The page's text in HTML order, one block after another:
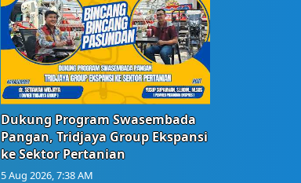
Dukung Program Swasembada
Pangan, Tridjaya Group Ekspansi
ke Sektor Pertanian
5 Aug 2026, 7:38 AM